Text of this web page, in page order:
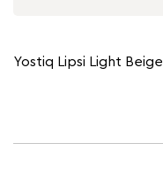
Yostiq Lipsi Light Beige